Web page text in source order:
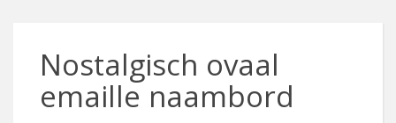
Nostalgisch ovaal
emaille naambord